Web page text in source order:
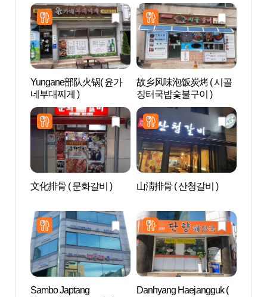
Yungane部队火锅( 윤가
네부대찌게 )
故乡风味泡饭炭烤 ( 시골
장터국밥숯불구이 )
文化排骨 ( 문화갈비 ) 山淸排骨 ( 산청갈비 )
Sambo Japtang
Danhyang Haejangguk (